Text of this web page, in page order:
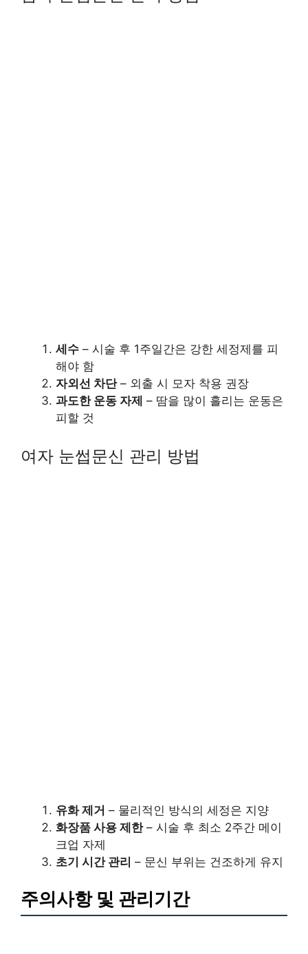
세수 – 시술 후 1주일간은 강한 세정제를 피
해야 함
자외선 차단– 외출 시 모자 착용 권장
과도한 운동 자제 – 땀을 많이 흘리는 운동은
피할 것
여자 눈썹문신 관리 방법
유화 제거 – 물리적인 방식의 세정은 지양
화장품 사용 제한– 시술 후 최소 2주간 메이
크업 자제
초기 시간 관리 – 문신 부위는 건조하게 유지
주의사항 및 관리기간